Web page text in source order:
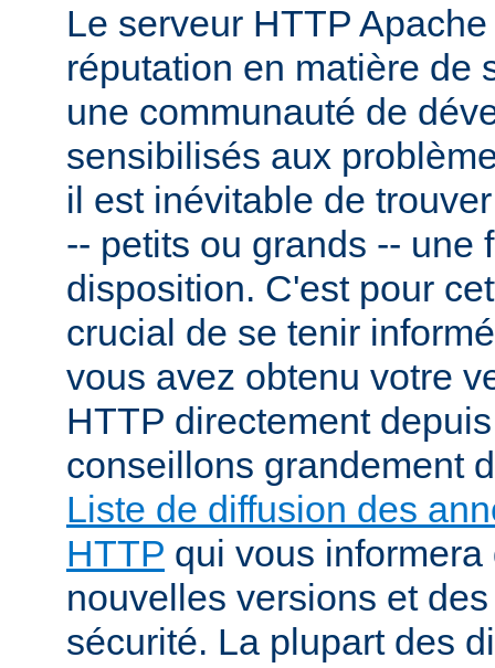
Le serveur HTTP
réputation en matière de
une communauté de
sensibilisés aux
il est inévitable de
-- petits ou grands -- une
disposition. C'est pour
crucial de se tenir
vous avez obtenu votre
HTTP directement
conseillons grandement
Liste de diffusion des
HTTP qui vous
nouvelles versions et
sécurité. La plupart des